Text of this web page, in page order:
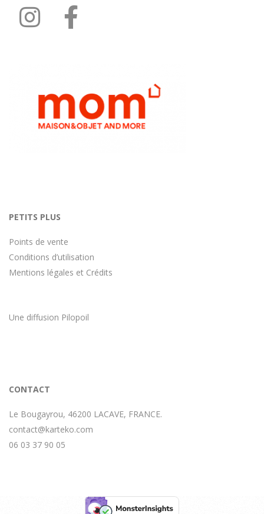
PETITS PLUS
Points de vente
Conditions d’utilisation
Mentions légales et Crédits
Une diffusion Pilopoil
CONTACT
Le Bougayrou, 46200 LACAVE, FRANCE.
contact@karteko.com
06 03 37 90 05